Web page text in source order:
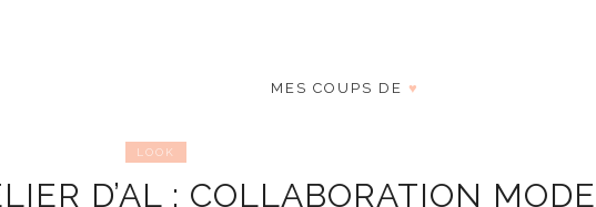
MES COUPS DE ♥
LOOK
D’AL : COLLABORATION MODE